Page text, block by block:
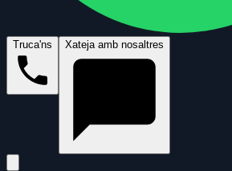
Truca'ns Xateja amb nosaltres